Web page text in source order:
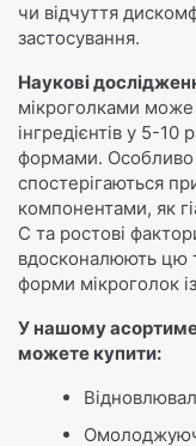
чи відчуття
застосування.
Наукові
мікроголками може
інгредієнтів у 5-10
формами. Особливо
спостерігаються
компонентами, як
С та ростові
вдосконалюють цю
форми мікроголок
У нашому
можете купити: